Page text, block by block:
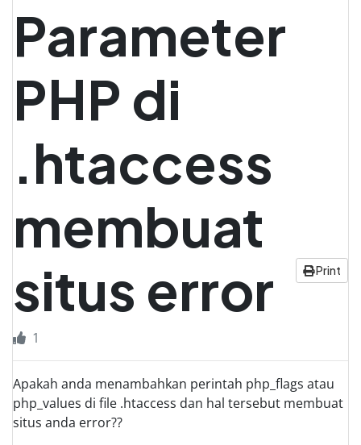
Parameter
PHP di
.htaccess
membuat
situs error
Print
1
Apakah anda menambahkan perintah php_flags atau
php_values di file .htaccess dan hal tersebut membuat
situs anda error??